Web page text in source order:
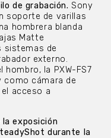
de grabación. Sony
soporte de varillas
hombrera blanda
Matte
sistemas de
externo.
la PXW-FS7
como cámara de
acceso a
exposición
durante la